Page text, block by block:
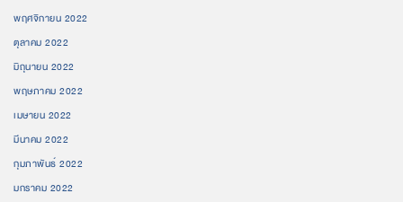
พฤศจิกายน 2022
ตุลาคม 2022
มิถุนายน 2022
พฤษภาคม 2022
เมษายน 2022
มีนาคม 2022
กุมภาพันธ์ 2022
มกราคม 2022